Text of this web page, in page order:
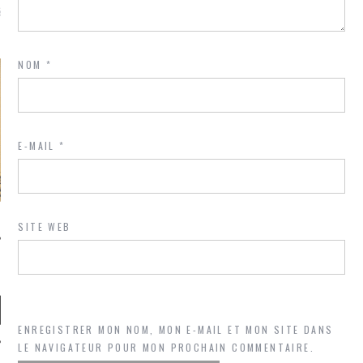
je ne parle presque que
NOM*
E-MAIL*
SITE WEB
ENREGISTRER MON NOM, MON E-MAIL ET MON SITE DANS
LE NAVIGATEUR POUR MON PROCHAIN COMMENTAIRE.